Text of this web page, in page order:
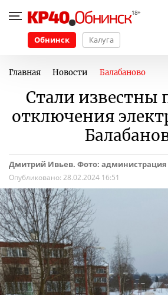
Обнинск Калуга
Главная Новости Балабаново
Стали известны
отключения
Дмитрий Ивьев. Фото: администрация
Опубликовано: 28.02.2024 16:51